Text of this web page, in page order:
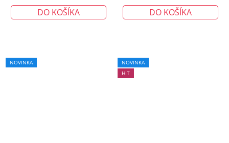
DO KOŠÍKA DO KOŠÍKA
NOVINKA
NOVINKA
HIT